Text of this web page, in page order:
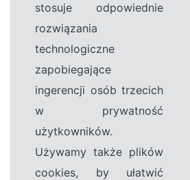
stosuje odpowiednie
rozwiązania
technologiczne
zapobiegające
ingerencji osób trzecich
w prywatność
użytkowników.
Używamy także plików
cookies, by ułatwić